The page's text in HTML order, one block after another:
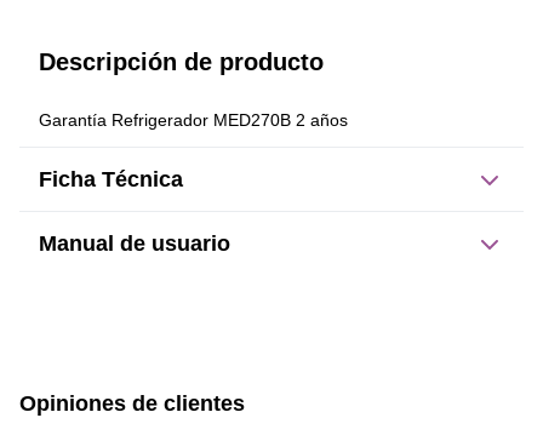
Descripción de producto
Garantía Refrigerador MED270B 2 años
Ficha Técnica
Manual de usuario
Opiniones de clientes